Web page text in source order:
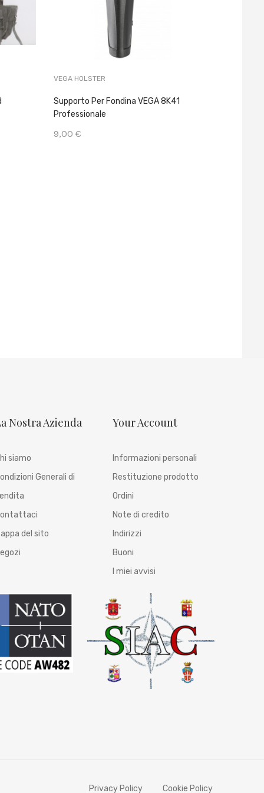
VEGA HOLSTER
Supporto Per Fondina VEGA 8K41
Professionale
9,00 €
Nostra Azienda
siamo
Generali di
del sito
Your Account
Informazioni personali
Restituzione prodotto
Ordini
Note di credito
Indirizzi
Buoni
I miei avvisi
Privacy Policy Cookie Policy